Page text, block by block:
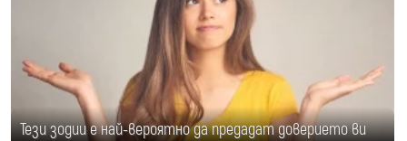
Тези зодии е най-вероятно да предадат доверието ви